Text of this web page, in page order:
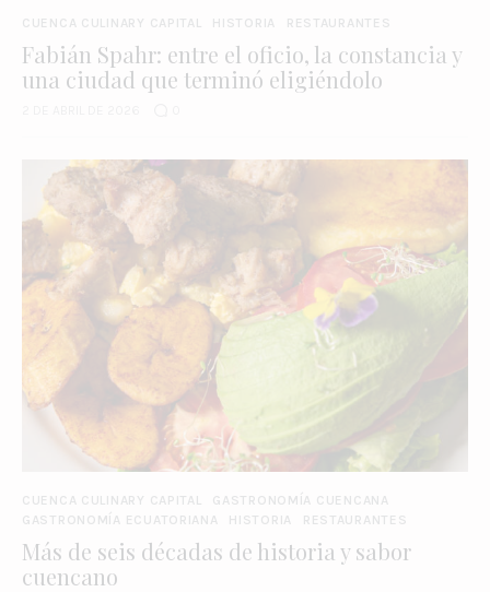
CUENCA CULINARY CAPITAL HISTORIA RESTAURANTES
Fabián Spahr: entre el oficio, la constancia y
una ciudad que terminó eligiéndolo
CUENCA CULINARY CAPITAL
GASTRONOMÍA CUENCANA
GASTRONOMÍA ECUATORIANA
HISTORIA RESTAURANTES
Más de seis décadas de historia y sabor
cuencano